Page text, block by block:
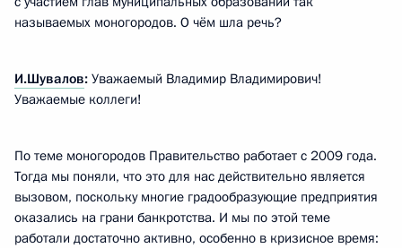
называемых моногородов. О чём шла речь?
И.Шувалов: Уважаемый Владимир Владимирович!
Уважаемые коллеги!
По теме моногородов Правительство работает с 2009 года.
Тогда мы поняли, что это для нас действительно является
вызовом, поскольку многие градообразующие предприятия
оказались на грани банкротства. И мы по этой теме
работали достаточно активно, особенно в кризисное время: